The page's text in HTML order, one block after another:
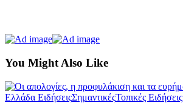
You Might Also Like
Ελλάδα ΕιδήσειςΣημαντικέςΤοπικές Ειδήσεις